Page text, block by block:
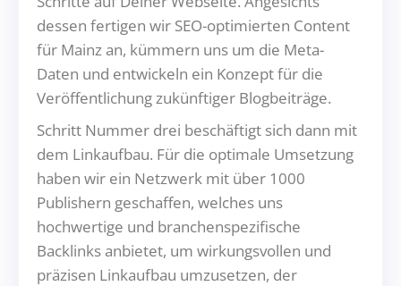
dessen fertigen wir SEO-optimierten Content
für Mainz an, kümmern uns um die Meta-
Daten und entwickeln ein Konzept für die
Veröffentlichung zukünftiger Blogbeiträge.
Schritt Nummer drei beschäftigt sich dann mit
dem Linkaufbau. Für die optimale Umsetzung
haben wir ein Netzwerk mit über 1000
Publishern geschaffen, welches uns
hochwertige und branchenspezifische
Backlinks anbietet, um wirkungsvollen und
präzisen Linkaufbau umzusetzen, der